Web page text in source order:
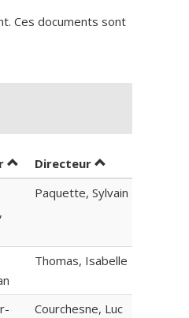
Ces documents sont
Trier par auteur en ordre
Directeur par
Paquette, Sylvain
Thomas, Isabelle
Courchesne, Luc